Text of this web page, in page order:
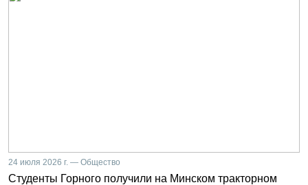
24 июля 2026 г. — Общество
Студенты Горного получили на Минском тракторном